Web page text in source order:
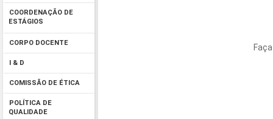
COORDENAÇÃO DE
ESTÁGIOS
CORPO DOCENTE
I & D
COMISSÃO DE ÉTICA
POLÍTICA DE
QUALIDADE